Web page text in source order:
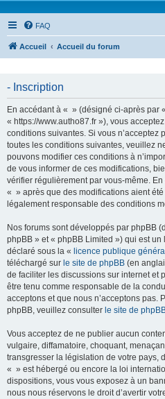
FAQ
Accueil Accueil du forum
- Inscription
En accédant à « » (désigné ci-après par
« https://www.autho87.fr »), vous
conditions suivantes. Si vous n’acceptez
toutes les conditions suivantes, veuillez
pouvons modifier ces conditions à
de vous informer de ces modifications,
vérifier régulièrement par vous-même.
« » après que des modifications aient été
légalement responsable des conditions
Nos forums sont développés par phpBB
phpBB » et « phpBB Limited ») qui est
déclaré sous la « licence publique
téléchargé sur le site de phpBB (en
de faciliter les discussions sur internet et
être tenu comme responsable de la
acceptons et que nous n’acceptons pas.
phpBB, veuillez consulter le site de
Vous acceptez de ne publier aucun
vulgaire, diffamatoire, choquant,
transgresser la législation de votre pays,
« » est hébergé ou encore la loi
dispositions, vous vous exposez à un
nous nous réservons le droit d’avertir